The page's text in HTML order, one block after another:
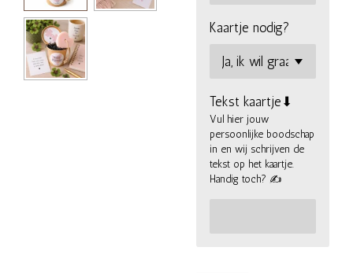
Kaartje nodig?
Tekst kaartje⬇
Vul hier jouw
persoonlijke boodschap
in en wij schrijven de
tekst op het kaartje.
Handig toch? ✍